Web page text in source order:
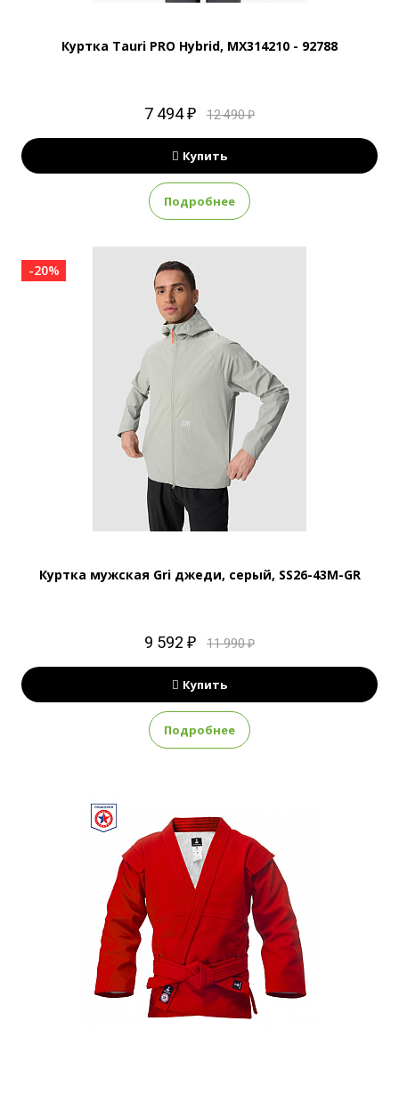
Куртка Tauri PRO Hybrid, MX314210 - 92788
7 494 ₽ 12 490 ₽
Купить
Подробнее
-20%
Куртка мужская Gri джеди, серый, SS26-43M-GR
9 592 ₽ 11 990 ₽
Купить
Подробнее